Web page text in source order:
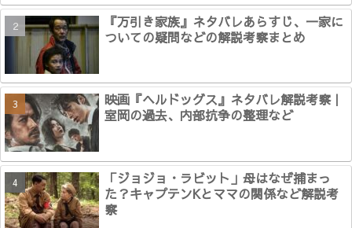
『万引き家族』ネタバレあらすじ、一家に
ついての疑問などの解説考察まとめ
映画『ヘルドッグス』ネタバレ解説考察｜
室岡の過去、内部抗争の整理など
「ジョジョ・ラビット」母はなぜ捕まっ
た？キャプテンKとママの関係など解説考
察